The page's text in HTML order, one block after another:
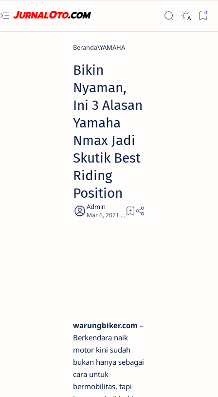
Beranda YAMAHA
Bikin
Nyaman,
Ini 3 Alasan
Yamaha
Nmax Jadi
Skutik Best
Riding
Position
2
warungbiker.com –
Berkendara naik
motor kini sudah
bukan hanya sebagai
cara untuk
bermobilitas, tapi